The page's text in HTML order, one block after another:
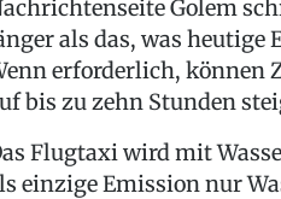
Golem
als das, was heutige
erforderlich, können
bis zu zehn Stunden
Flugtaxi wird mit
einzige Emission nur